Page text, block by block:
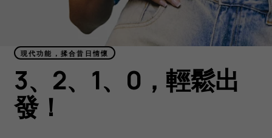
現代功能，揉合昔日情懷
3、2、1、0，輕鬆出
發！